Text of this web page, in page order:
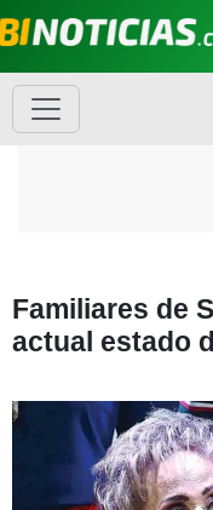
Familiares de
actual estado